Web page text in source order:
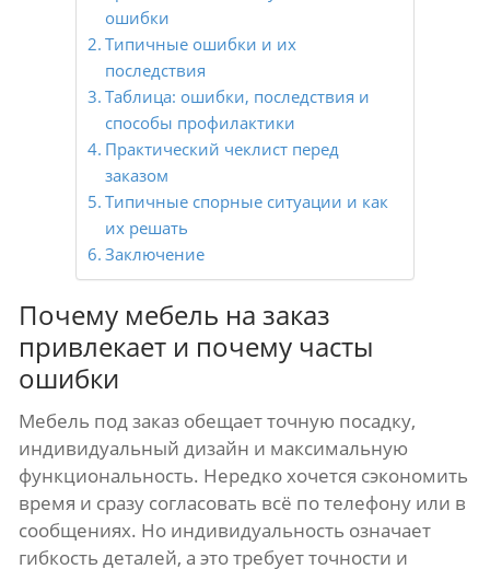
ошибки
Типичные ошибки и их
последствия
Таблица: ошибки, последствия и
способы профилактики
Практический чеклист перед
заказом
Типичные спорные ситуации и как
их решать
Заключение
Почему мебель на заказ
привлекает и почему часты
ошибки
Мебель под заказ обещает точную посадку,
индивидуальный дизайн и максимальную
функциональность. Нередко хочется сэкономить
время и сразу согласовать всё по телефону или в
сообщениях. Но индивидуальность означает
гибкость деталей, а это требует точности и